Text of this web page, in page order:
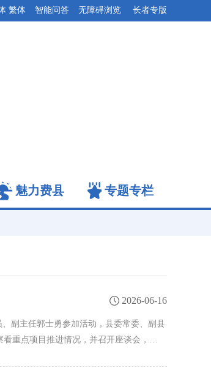
智能问答 无障碍浏览 长者专版
繁体
魅力费县 专题专栏
2026-06-16
副主任郭士勇参加活动，县委常委、副县
看重点项目推进情况，并召开座谈会，…